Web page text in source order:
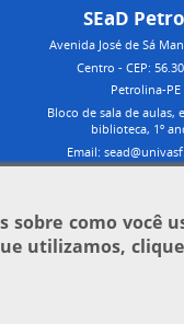
SEaD
Avenida José de Sá
Centro - CEP:
Petrolina-PE
Bloco de sala de aulas,
biblioteca, 1º
Email:
sobre como você
utilizamos,